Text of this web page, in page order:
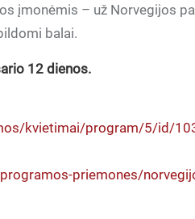
įmonėmis – už Norvegijos
balai.
12 dienos.
kvietimai/program/5/id/
priemones/